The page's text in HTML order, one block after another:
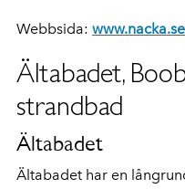
Webbsida:
Ältabadet,
strandbad
Ältabadet
Ältabadet har en